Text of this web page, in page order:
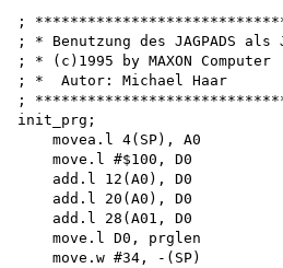
;
; * Benutzung des JAGPADS
; * (c)1995 by MAXON
; *  Autor: Michael Haar
;
init_prg;
movea.l 4(SP), A0
    move.l #$100, D0
    add.l 12(A0), D0
    add.l 20(A0), D0
    add.l 28(A01, D0
move.l D0, prglen
move.w #34, -(SP)